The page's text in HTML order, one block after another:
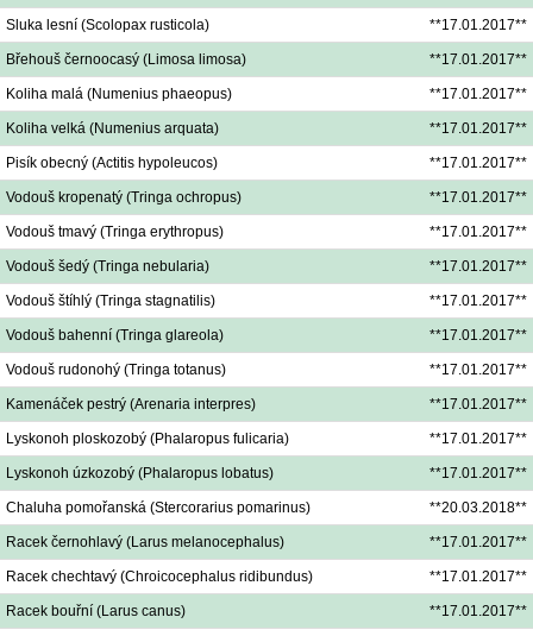
Sluka lesní (Scolopax rusticola) **17.01.2017**
Břehouš černoocasý (Limosa limosa) **17.01.2017**
Koliha malá (Numenius phaeopus) **17.01.2017**
Koliha velká (Numenius arquata) **17.01.2017**
Pisík obecný (Actitis hypoleucos) **17.01.2017**
Vodouš kropenatý (Tringa ochropus) **17.01.2017**
Vodouš tmavý (Tringa erythropus) **17.01.2017**
Vodouš šedý (Tringa nebularia) **17.01.2017**
Vodouš štíhlý (Tringa stagnatilis) **17.01.2017**
Vodouš bahenní (Tringa glareola) **17.01.2017**
Vodouš rudonohý (Tringa totanus) **17.01.2017**
Kamenáček pestrý (Arenaria interpres) **17.01.2017**
Lyskonoh ploskozobý (Phalaropus fulicaria) **17.01.2017**
Lyskonoh úzkozobý (Phalaropus lobatus) **17.01.2017**
Chaluha pomořanská (Stercorarius pomarinus) **20.03.2018**
Racek černohlavý (Larus melanocephalus) **17.01.2017**
Racek chechtavý (Chroicocephalus ridibundus) **17.01.2017**
Racek bouřní (Larus canus) **17.01.2017**